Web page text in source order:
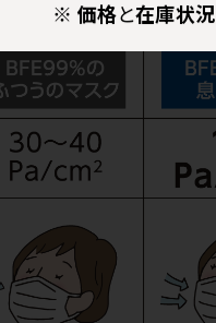
※ 価格と在庫状況